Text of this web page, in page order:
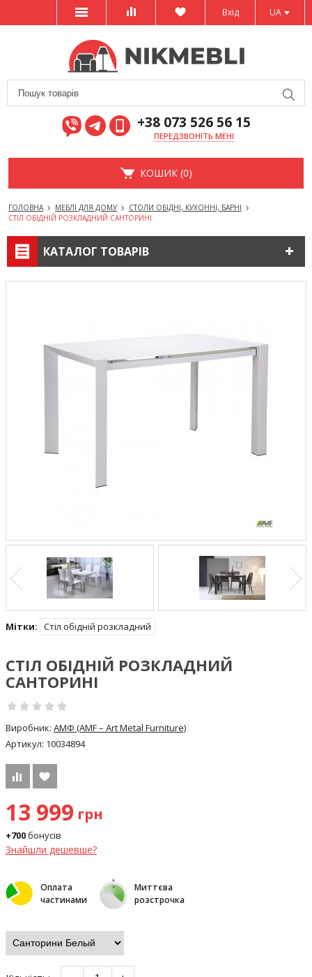
UA
Вхід
+38 073 526 56 15
ПЕРЕДЗВОНІТЬ МЕНІ
КОШИК (0)
ГОЛОВНА МЕБЛІ ДЛЯ ДОМУ
СТОЛИ ОБІДНІ, КУХОННІ, БАРНІ
СТІЛ ОБІДНІЙ РОЗКЛАДНИЙ САНТОРИНІ
КАТАЛОГ ТОВАРІВ
Мітки: Стіл обідній розкладний
СТІЛ ОБІДНІЙ РОЗКЛАДНИЙ
САНТОРИНІ
Виробник: АМФ (AMF – Art Metal Furniture)
Артикул: 10034894
13 999 грн
+700бонусів
Знайшли дешевше?
Оплата
частинами
Миттєва
розстрочка